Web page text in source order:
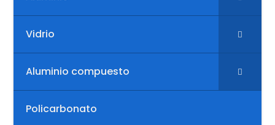
Vidrio
Aluminio compuesto
Policarbonato